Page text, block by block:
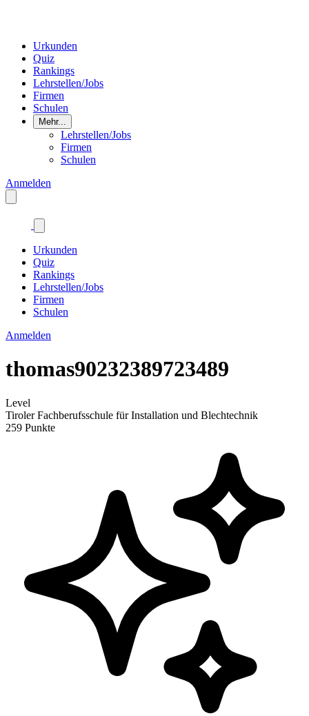
Urkunden
Quiz
Rankings
Lehrstellen/Jobs
Firmen
Schulen
Mehr...
Lehrstellen/Jobs
Firmen
Schulen
Anmelden
Urkunden
Quiz
Rankings
Lehrstellen/Jobs
Firmen
Schulen
Anmelden
thomas90232389723489
Level
Tiroler Fachberufsschule für Installation und Blechtechnik
259 Punkte